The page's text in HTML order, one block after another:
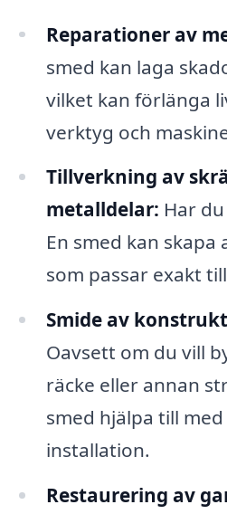
Reparationer av
smed kan laga
vilket kan förlänga
verktyg och
Tillverkning av
metalldelar: Har
En smed kan skapa
som passar exakt
Smide av
Oavsett om du vill
räcke eller annan
smed hjälpa till
installation.
Restaurering av